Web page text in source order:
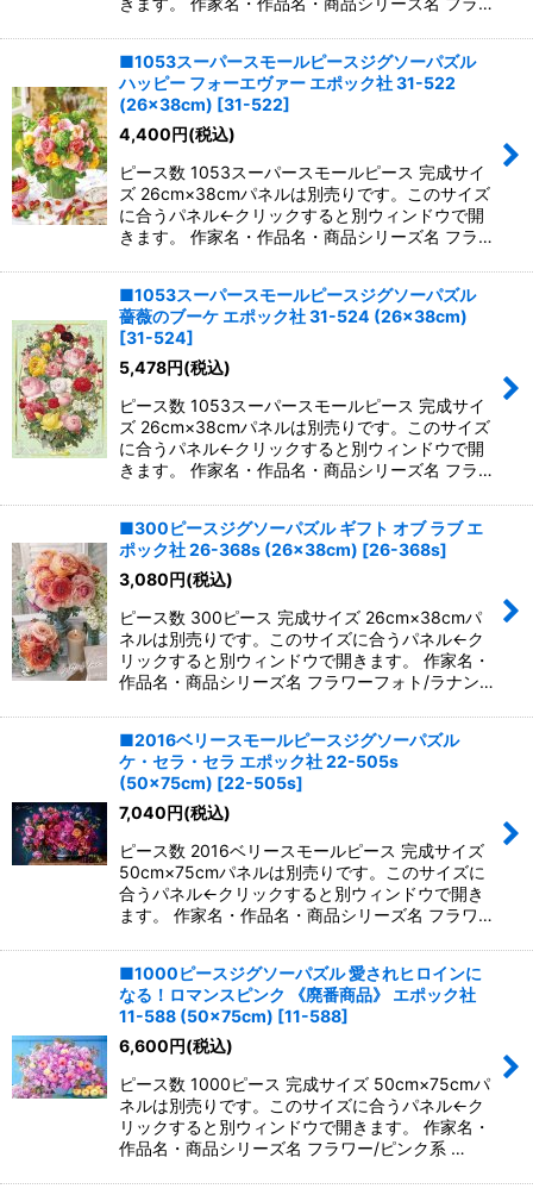
■1053スーパースモールピースジグソーパズル
ハッピー フォーエヴァー エポック社 31-522
(26×38cm) [31-522]
4,400円(税込)
ピース数 1053スーパースモールピース 完成サイ
ズ 26cm×38cmパネルは別売りです。このサイズ
に合うパネル←クリックすると別ウィンドウで開
きます。 作家名・作品名・商品シリーズ名 フラ…
■1053スーパースモールピースジグソーパズル
薔薇のブーケ エポック社 31-524 (26×38cm)
[31-524]
5,478円(税込)
ピース数 1053スーパースモールピース 完成サイ
ズ 26cm×38cmパネルは別売りです。このサイズ
に合うパネル←クリックすると別ウィンドウで開
きます。 作家名・作品名・商品シリーズ名 フラ…
■300ピースジグソーパズル ギフト オブ ラブ エ
ポック社 26-368s (26×38cm) [26-368s]
3,080円(税込)
ピース数 300ピース 完成サイズ 26cm×38cmパ
ネルは別売りです。このサイズに合うパネル←ク
リックすると別ウィンドウで開きます。 作家名・
作品名・商品シリーズ名 フラワーフォト/ラナン…
■2016ベリースモールピースジグソーパズル
ケ・セラ・セラ エポック社 22-505s
(50×75cm) [22-505s]
7,040円(税込)
ピース数 2016ベリースモールピース 完成サイズ
50cm×75cmパネルは別売りです。このサイズに
合うパネル←クリックすると別ウィンドウで開き
ます。 作家名・作品名・商品シリーズ名 フラワ…
■1000ピースジグソーパズル 愛されヒロインに
なる！ロマンスピンク 《廃番商品》 エポック社
11-588 (50×75cm) [11-588]
6,600円(税込)
ピース数 1000ピース 完成サイズ 50cm×75cmパ
ネルは別売りです。このサイズに合うパネル←ク
リックすると別ウィンドウで開きます。 作家名・
作品名・商品シリーズ名 フラワー/ピンク系 …